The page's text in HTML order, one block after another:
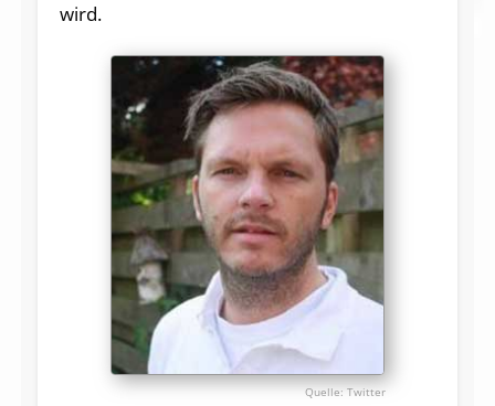
wird.
Twitter